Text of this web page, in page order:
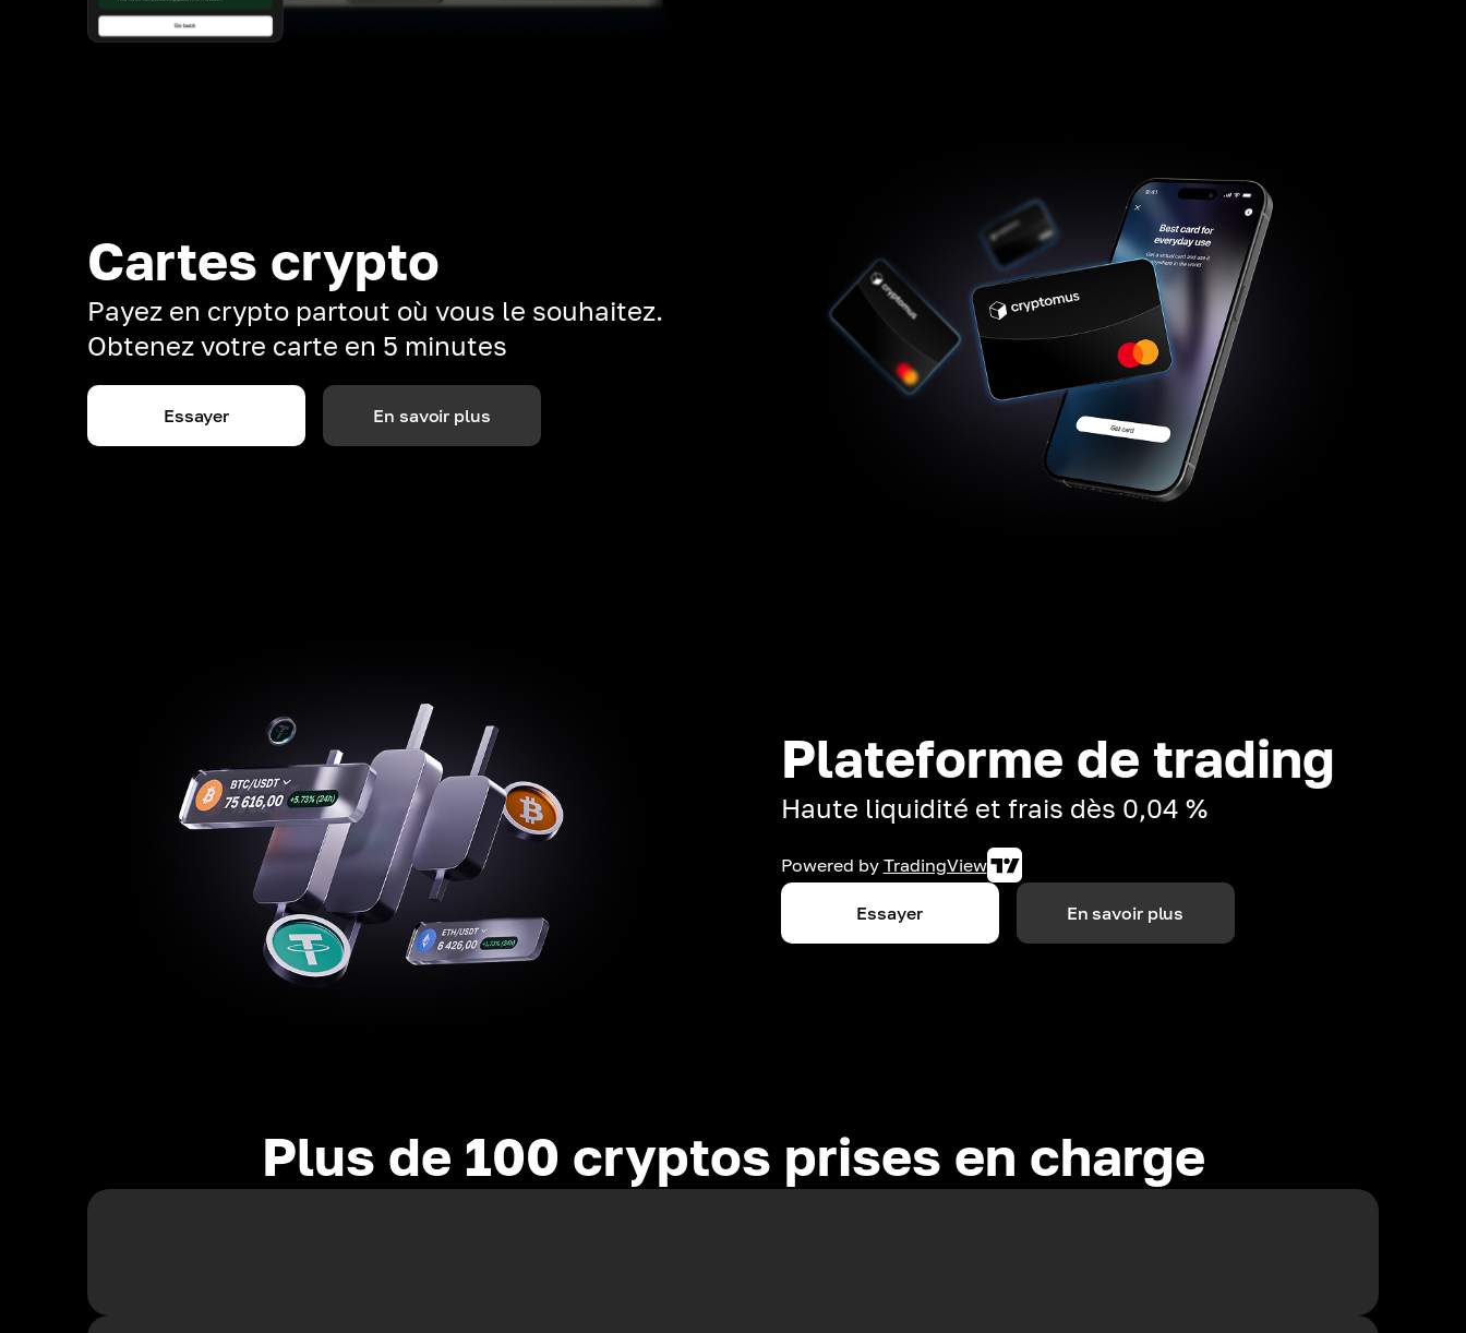
Cartes crypto
Payez en crypto partout où vous le souhaitez.
Obtenez votre carte en 5 minutes
Essayer En savoir plus
Plateforme de trading
Haute liquidité et frais dès 0,04 %
Powered by TradingView
Essayer En savoir plus
Plus de 100 cryptos prises en charge